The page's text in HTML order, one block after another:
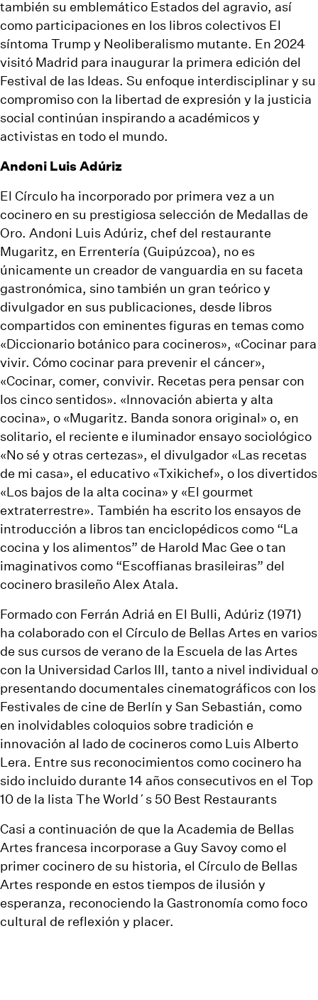
también su emblemático Estados del agravio, así
como participaciones en los libros colectivos El
síntoma Trump y Neoliberalismo mutante. En 2024
visitó Madrid para inaugurar la primera edición del
Festival de las Ideas. Su enfoque interdisciplinar y su
compromiso con la libertad de expresión y la justicia
social continúan inspirando a académicos y
activistas en todo el mundo.
Andoni Luis Adúriz
El Círculo ha incorporado por primera vez a un
cocinero en su prestigiosa selección de Medallas de
Oro. Andoni Luis Adúriz, chef del restaurante
Mugaritz, en Errentería (Guipúzcoa), no es
únicamente un creador de vanguardia en su faceta
gastronómica, sino también un gran teórico y
divulgador en sus publicaciones, desde libros
compartidos con eminentes figuras en temas como
«Diccionario botánico para cocineros», «Cocinar para
vivir. Cómo cocinar para prevenir el cáncer»,
«Cocinar, comer, convivir. Recetas pera pensar con
los cinco sentidos». «Innovación abierta y alta
cocina», o «Mugaritz. Banda sonora original» o, en
solitario, el reciente e iluminador ensayo sociológico
«No sé y otras certezas», el divulgador «Las recetas
de mi casa», el educativo «Txikichef», o los divertidos
«Los bajos de la alta cocina» y «El gourmet
extraterrestre». También ha escrito los ensayos de
introducción a libros tan enciclopédicos como “La
cocina y los alimentos” de Harold Mac Gee o tan
imaginativos como “Escoffianas brasileiras” del
cocinero brasileño Alex Atala.
Formado con Ferrán Adriá en El Bulli, Adúriz (1971)
ha colaborado con el Círculo de Bellas Artes en varios
de sus cursos de verano de la Escuela de las Artes
con la Universidad Carlos III, tanto a nivel individual o
presentando documentales cinematográficos con los
Festivales de cine de Berlín y San Sebastián, como
en inolvidables coloquios sobre tradición e
innovación al lado de cocineros como Luis Alberto
Lera. Entre sus reconocimientos como cocinero ha
sido incluido durante 14 años consecutivos en el Top
10 de la lista The World´s 50 Best Restaurants
Casi a continuación de que la Academia de Bellas
Artes francesa incorporase a Guy Savoy como el
primer cocinero de su historia, el Círculo de Bellas
Artes responde en estos tiempos de ilusión y
esperanza, reconociendo la Gastronomía como foco
cultural de reflexión y placer.